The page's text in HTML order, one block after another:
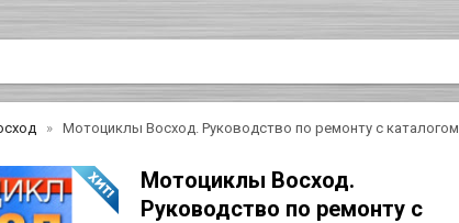
Мотоциклы Восход. Руководство по ремонту с каталогом
Мотоциклы Восход.
Руководство по ремонту с